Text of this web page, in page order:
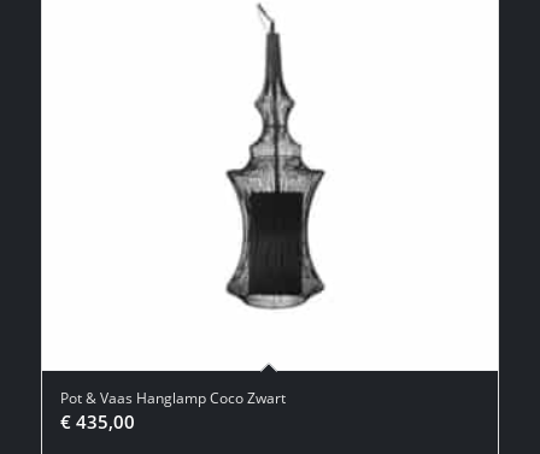
Pot & Vaas Hanglamp Coco Zwart
€ 435,00